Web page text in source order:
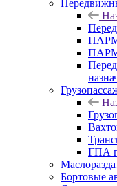
ПАРМ
ГПА
Бортовые